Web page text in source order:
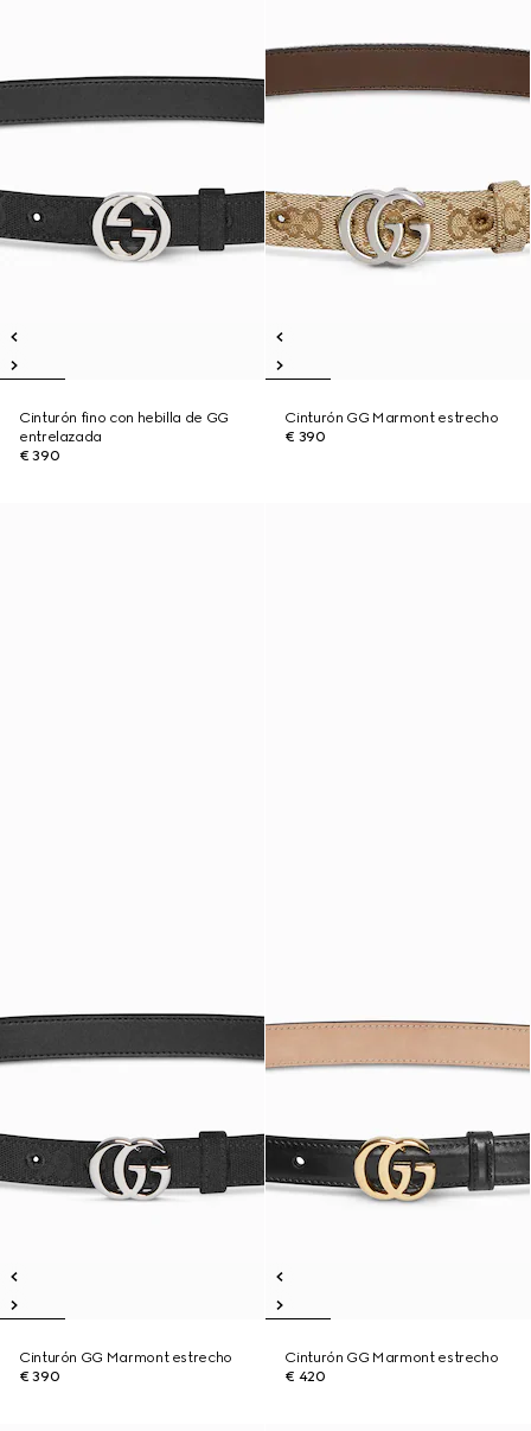
Cinturón fino con hebilla de GG
entrelazada
€ 390
Cinturón GG Marmont estrecho
€ 390
Cinturón GG Marmont estrecho
€ 390
Cinturón GG Marmont estrecho
€ 420